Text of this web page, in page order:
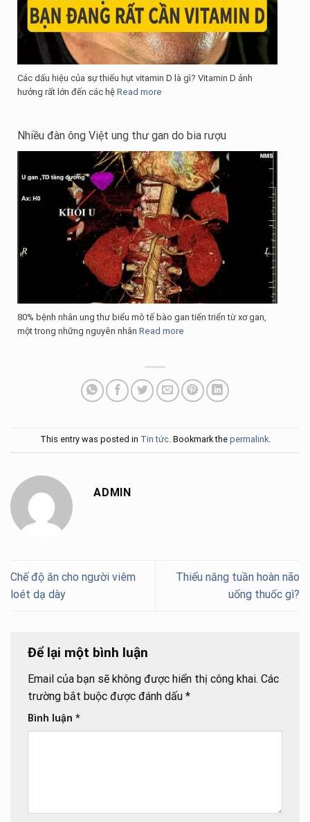
Các dấu hiệu của sự thiếu hụt vitamin D là gì? Vitamin D ảnh
hưởng rất lớn đến các hệ Read more
Nhiều đàn ông Việt ung thư gan do bia rượu
80% bệnh nhân ung thư biểu mô tế bào gan tiến triển từ xơ gan,
một trong những nguyên nhân Read more
This entry was posted in Tin tức. Bookmark the permalink.
ADMIN
Chế độ ăn cho người viêm
loét dạ dày
Thiểu năng tuần hoàn não
uống thuốc gì?
Để lại một bình luận
Email của bạn sẽ không được hiển thị công khai. Các
trường bắt buộc được đánh dấu *
Bình luận *